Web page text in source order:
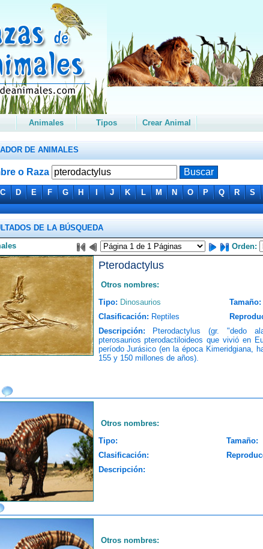
Animales Tipos Crear Animal
DE ANIMALES
o Raza
C D E F G H I J K L M N O P Q R S
DE LA BÚSQUEDA
Orden:
Pterodactylus
Otros nombres:
Tipo: Dinosaurios Tamaño:
Clasificación: Reptiles
Descripción: Pterodactylus (gr. "dedo
pterosaurios pterodactiloideos que vivió en
período Jurásico (en la época Kimeridgiana,
155 y 150 millones de años).
Otros nombres:
Tipo:
Tamaño:
Clasificación:
Descripción:
Otros nombres: